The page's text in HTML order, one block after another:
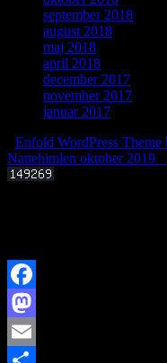
september 2018
august 2018
maj 2018
april 2018
december 2017
november 2017
januar 2017
Enfold WordPress Theme
Nattehimlen oktober 2019
Facebook
Mastodon
Email